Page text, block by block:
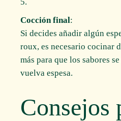
Cocción final:
Si decides añadir algún
roux, es necesario cocinar
más para que los sabores
vuelva espesa.
Consejos